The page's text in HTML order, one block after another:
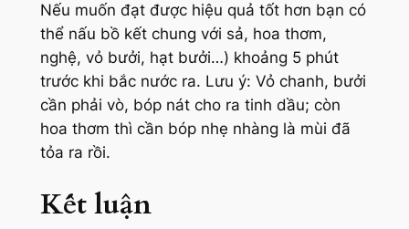
Nếu muốn đạt được hiệu quả tốt hơn bạn có
thể nấu bồ kết chung với sả, hoa thơm,
nghệ, vỏ bưởi, hạt bưởi…) khoảng 5 phút
trước khi bắc nước ra. Lưu ý: Vỏ chanh, bưởi
cần phải vò, bóp nát cho ra tinh dầu; còn
hoa thơm thì cần bóp nhẹ nhàng là mùi đã
tỏa ra rồi.
Kết luận